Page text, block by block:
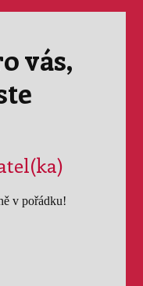
vás,
v pořádku!